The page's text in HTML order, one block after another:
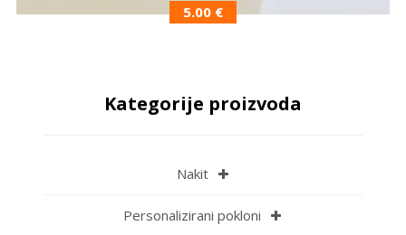
5.00 €
Kategorije proizvoda
Nakit
Personalizirani pokloni